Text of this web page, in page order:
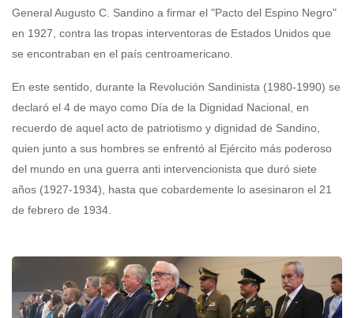
General Augusto C. Sandino a firmar el "Pacto del Espino Negro"
en 1927, contra las tropas interventoras de Estados Unidos que
se encontraban en el país centroamericano.
En este sentido, durante la Revolución Sandinista (1980-1990) se
declaró el 4 de mayo como Día de la Dignidad Nacional, en
recuerdo de aquel acto de patriotismo y dignidad de Sandino,
quien junto a sus hombres se enfrentó al Ejército más poderoso
del mundo en una guerra anti intervencionista que duró siete
años (1927-1934), hasta que cobardemente lo asesinaron el 21
de febrero de 1934.